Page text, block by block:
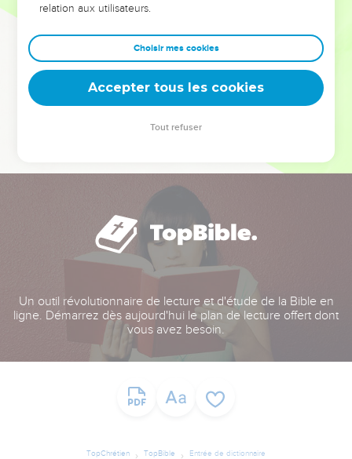
Dans cette conférence, leaders, entrepreneurs, et responsables
clés pour avancer avec plus de sagesse afin que leurs erreurs
deviennent vos tremplins. Que vous guidiez un ministère, une
équipe, un groupe ou une famille, leur expérience est faite
Un outil révolutionnaire de lecture et d'étude de la Bible en
ligne. Démarrez dès aujourd'hui le plan de lecture offert dont
vous avez besoin.
TopChrétien TopBible Entrée de dictionnaire
relation aux utilisateurs.
Choisir mes cookies
Accepter tous les cookies
Tout refuser